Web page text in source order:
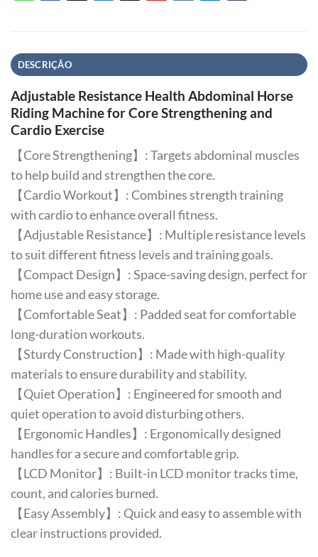
DESCRIÇÃO
Adjustable Resistance Health Abdominal Horse
Riding Machine for Core Strengthening and
Cardio Exercise
【Core Strengthening】: Targets abdominal muscles
to help build and strengthen the core.
【Cardio Workout】: Combines strength training
with cardio to enhance overall fitness.
【Adjustable Resistance】: Multiple resistance levels
to suit different fitness levels and training goals.
【Compact Design】: Space-saving design, perfect for
home use and easy storage.
【Comfortable Seat】: Padded seat for comfortable
long-duration workouts.
【Sturdy Construction】: Made with high-quality
materials to ensure durability and stability.
【Quiet Operation】: Engineered for smooth and
quiet operation to avoid disturbing others.
【Ergonomic Handles】: Ergonomically designed
handles for a secure and comfortable grip.
【LCD Monitor】: Built-in LCD monitor tracks time,
count, and calories burned.
【Easy Assembly】: Quick and easy to assemble with
clear instructions provided.